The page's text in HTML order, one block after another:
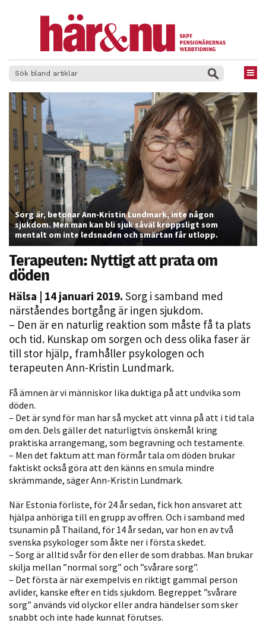
Sorg är, betonar Ann-Kristin Lundmark, inte någon
sjukdom. Men man kan bli sjuk såväl kroppsligt som
mentalt om inte ledsnaden och smärtan får utlopp.
Terapeuten: Nyttigt att prata om
döden
Hälsa | 14 januari 2019. Sorg i samband med
närståendes bortgång är ingen sjukdom.
– Den är en naturlig reaktion som måste få ta plats
och tid. Kunskap om sorgen och dess olika faser är
till stor hjälp, framhåller psykologen och
terapeuten Ann-Kristin Lundmark.
Få ämnen är vi människor lika duktiga på att undvika som
döden.
– Det är synd för man har så mycket att vinna på att i tid tala
om den. Dels gäller det naturligtvis önskemål kring
praktiska arrangemang, som begravning och testamente.
– Men det faktum att man förmår tala om döden brukar
faktiskt också göra att den känns en smula mindre
skrämmande, säger Ann-Kristin Lundmark.
När Estonia förliste, för 24 år sedan, fick hon ansvaret att
hjälpa anhöriga till en grupp av offren. Och i samband med
tsunamin på Thailand, för 14 år sedan, var hon en av två
svenska psykologer som åkte ner i första skedet.
– Sorg är alltid svår för den eller de som drabbas. Man brukar
skilja mellan ”normal sorg” och ”svårare sorg”.
– Det första är när exempelvis en riktigt gammal person
avlider, kanske efter en tids sjukdom. Begreppet ”svårare
sorg” används vid olyckor eller andra händelser som sker
snabbt och inte hade kunnat förutses.
Nödvändiga
går inte att
välja bort. De
behövs för
att hemsidan
över huvud
fungera.
Statistik
För att vi ska
kunna
förbättra
hemsidans
funktionalitet